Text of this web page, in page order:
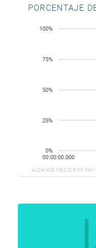
PORCENTAJE
00:00:00.000
0%
25%
50%
75%
100%
ALCANCE MEDIO POR FAN